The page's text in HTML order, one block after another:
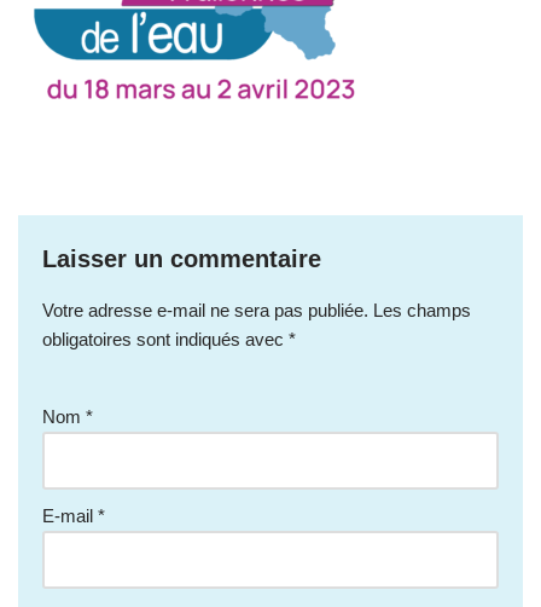
Laisser un commentaire
Votre adresse e-mail ne sera pas publiée. Les champs
obligatoires sont indiqués avec *
Nom *
E-mail *